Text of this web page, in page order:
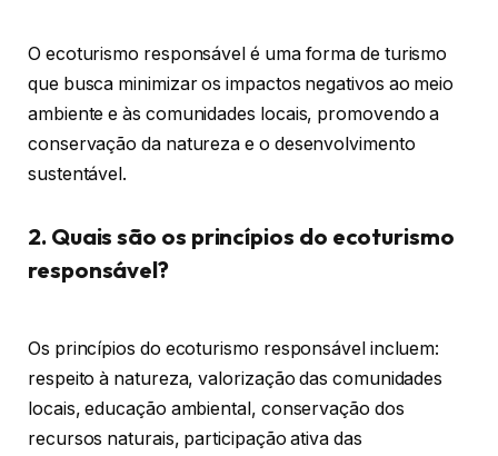
O ecoturismo responsável é uma forma de turismo
que busca minimizar os impactos negativos ao meio
ambiente e às comunidades locais, promovendo a
conservação da natureza e o desenvolvimento
sustentável.
2. Quais são os princípios do ecoturismo
responsável?
Os princípios do ecoturismo responsável incluem:
respeito à natureza, valorização das comunidades
locais, educação ambiental, conservação dos
recursos naturais, participação ativa das